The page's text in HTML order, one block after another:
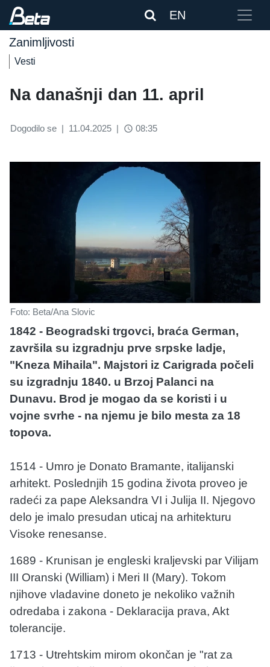
EN
Zanimljivosti
Vesti
Na današnji dan 11. april
Dogodilo se | 11.04.2025 | access_time 08:35
Foto: Beta/Ana Slovic
1842 - Beogradski trgovci, braća German,
završila su izgradnju prve srpske ladje,
"Kneza Mihaila". Majstori iz Carigrada počeli
su izgradnju 1840. u Brzoj Palanci na
Dunavu. Brod je mogao da se koristi i u
vojne svrhe - na njemu je bilo mesta za 18
topova.
1514 - Umro je Donato Bramante, italijanski
arhitekt. Poslednjih 15 godina života proveo je
radeći za pape Aleksandra VI i Julija II. Njegovo
delo je imalo presudan uticaj na arhitekturu
Visoke renesanse.
1689 - Krunisan je engleski kraljevski par Vilijam
III Oranski (William) i Meri II (Mary). Tokom
njihove vladavine doneto je nekoliko važnih
odredaba i zakona - Deklaracija prava, Akt
tolerancije.
1713 - Utrehtskim mirom okončan je "rat za